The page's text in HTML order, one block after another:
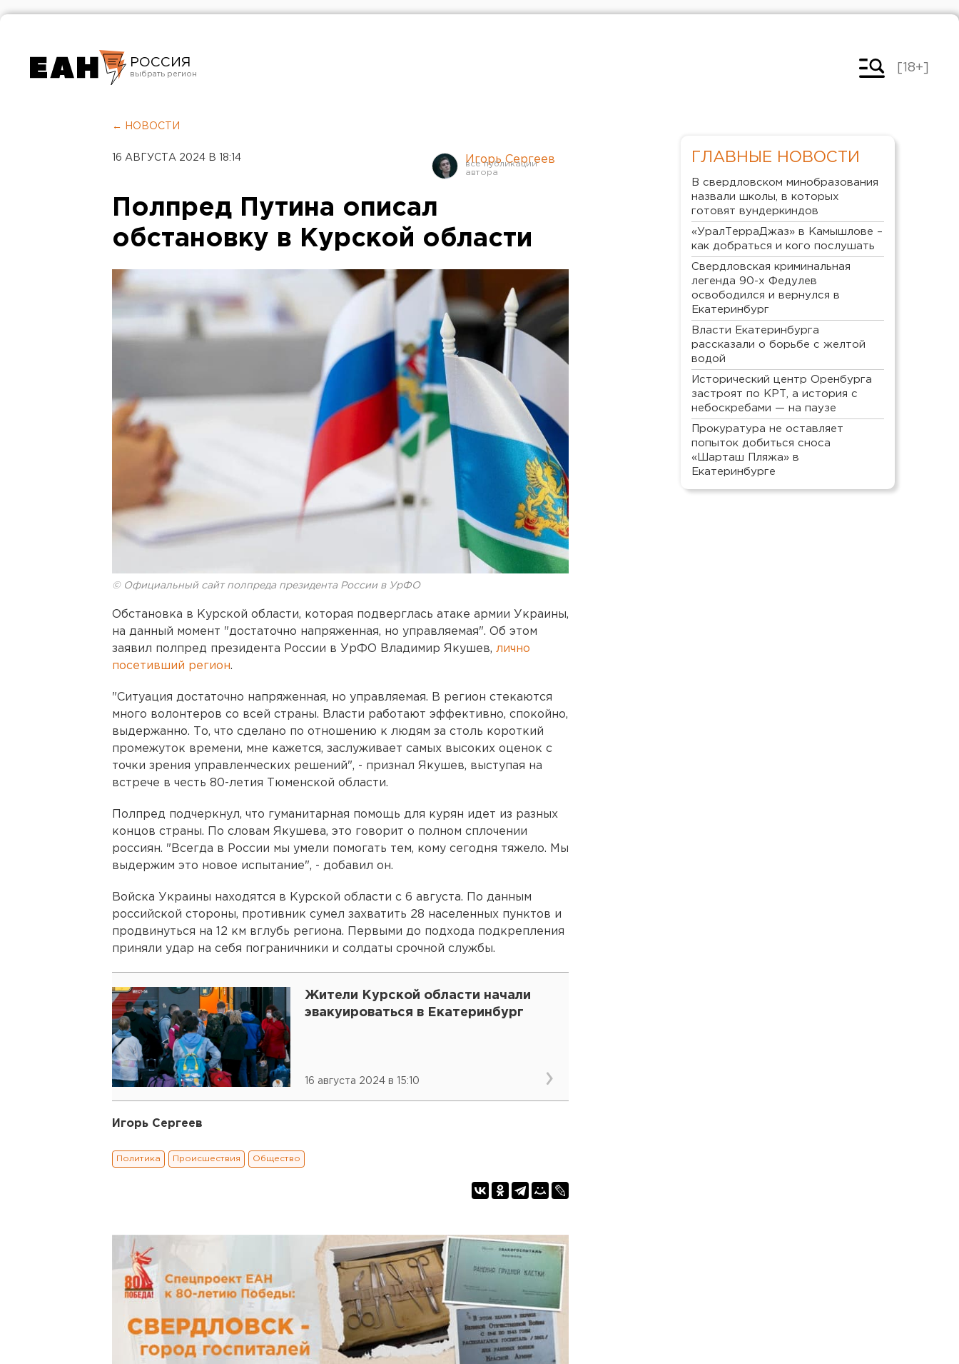
РОССИЯ
Челябинск
[18+]
← НОВОСТИ
16 АВГУСТА 2024 В 18:14 Игорь Сергеев
Полпред Путина описал
обстановку в Курской области
© Официальный сайт полпреда президента России в УрФО
Обстановка в Курской области, которая подверглась атаке армии Украины,
на данный момент "достаточно напряженная, но управляемая". Об этом
заявил полпред президента России в УрФО Владимир Якушев, лично
посетивший регион.
"Ситуация достаточно напряженная, но управляемая. В регион стекаются
много волонтеров со всей страны. Власти работают эффективно, спокойно,
выдержанно. То, что сделано по отношению к людям за столь короткий
промежуток времени, мне кажется, заслуживает самых высоких оценок с
точки зрения управленческих решений", - признал Якушев, выступая на
встрече в честь 80-летия Тюменской области.
Полпред подчеркнул, что гуманитарная помощь для курян идет из разных
концов страны. По словам Якушева, это говорит о полном сплочении
россиян. "Всегда в России мы умели помогать тем, кому сегодня тяжело. Мы
выдержим это новое испытание", - добавил он.
Войска Украины находятся в Курской области с 6 августа. По данным
российской стороны, противник сумел захватить 28 населенных пунктов и
продвинуться на 12 км вглубь региона. Первыми до подхода подкрепления
приняли удар на себя пограничники и солдаты срочной службы.
Жители Курской области начали
эвакуироваться в Екатеринбург
16 августа 2024 в 15:10
Игорь Сергеев
Политика Происшествия Общество
ГЛАВНЫЕ НОВОСТИ
В свердловском минобразования
назвали школы, в которых
готовят вундеркиндов
«УралТерраДжаз» в Камышлове –
как добраться и кого послушать
Свердловская криминальная
легенда 90-х Федулев
освободился и вернулся в
Екатеринбург
Власти Екатеринбурга
рассказали о борьбе с желтой
водой
Исторический центр Оренбурга
застроят по КРТ, а история с
небоскребами — на паузе
Прокуратура не оставляет
попыток добиться сноса
«Шарташ Пляжа» в
Екатеринбурге